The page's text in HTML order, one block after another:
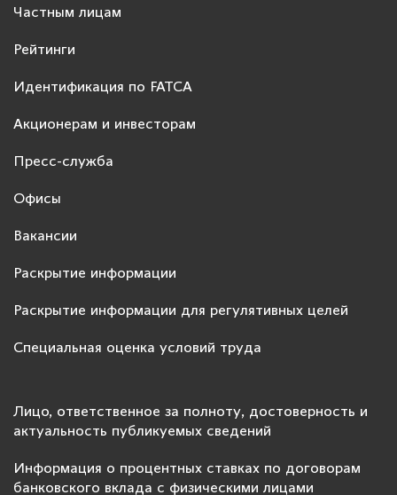
Частным лицам
Рейтинги
Идентификация по FATCA
Акционерам и инвесторам
Пресс-служба
Офисы
Вакансии
Раскрытие информации
Раскрытие информации для регулятивных целей
Специальная оценка условий труда
Лицо, ответственное за полноту, достоверность и
актуальность публикуемых сведений
Информация о процентных ставках по договорам
банковского вклада с физическими лицами